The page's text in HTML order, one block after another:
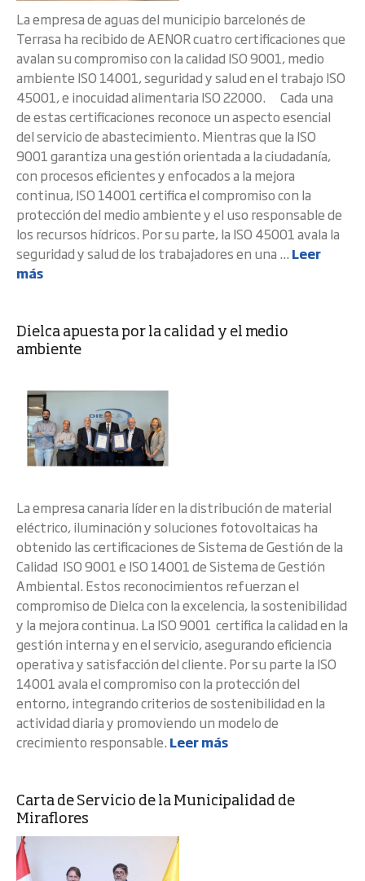
La empresa de aguas del municipio barcelonés de
Terrasa ha recibido de AENOR cuatro certificaciones que
avalan su compromiso con la calidad ISO 9001, medio
ambiente ISO 14001, seguridad y salud en el trabajo ISO
45001, e inocuidad alimentaria ISO 22000. Cada una
de estas certificaciones reconoce un aspecto esencial
del servicio de abastecimiento. Mientras que la ISO
9001 garantiza una gestión orientada a la ciudadanía,
con procesos eficientes y enfocados a la mejora
continua, ISO 14001 certifica el compromiso con la
protección del medio ambiente y el uso responsable de
los recursos hídricos. Por su parte, la ISO 45001 avala la
seguridad y salud de los trabajadores en una ... Leer
más
Dielca apuesta por la calidad y el medio
ambiente
La empresa canaria líder en la distribución de material
eléctrico, iluminación y soluciones fotovoltaicas ha
obtenido las certificaciones de Sistema de Gestión de la
Calidad ISO 9001 e ISO 14001 de Sistema de Gestión
Ambiental. Estos reconocimientos refuerzan el
compromiso de Dielca con la excelencia, la sostenibilidad
y la mejora continua. La ISO 9001 certifica la calidad en la
gestión interna y en el servicio, asegurando eficiencia
operativa y satisfacción del cliente. Por su parte la ISO
14001 avala el compromiso con la protección del
entorno, integrando criterios de sostenibilidad en la
actividad diaria y promoviendo un modelo de
crecimiento responsable. Leer más
Carta de Servicio de la Municipalidad de
Miraflores